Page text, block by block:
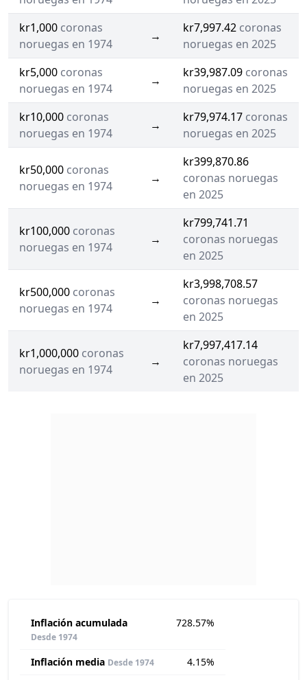
kr1,000 coronas
noruegas en 1974
→
kr7,997.42 coronas
noruegas en 2025
kr5,000 coronas
noruegas en 1974
→
kr39,987.09 coronas
noruegas en 2025
kr10,000 coronas
noruegas en 1974
→
kr79,974.17 coronas
noruegas en 2025
kr50,000 coronas
noruegas en 1974
→
kr399,870.86
coronas noruegas
en 2025
kr100,000 coronas
noruegas en 1974
→
kr799,741.71
coronas noruegas
en 2025
kr500,000 coronas
noruegas en 1974
→
kr3,998,708.57
coronas noruegas
en 2025
kr1,000,000 coronas
noruegas en 1974
→
kr7,997,417.14
coronas noruegas
en 2025
Inflación acumulada
Desde 1974
728.57%
Inflación media Desde 1974
4.15%